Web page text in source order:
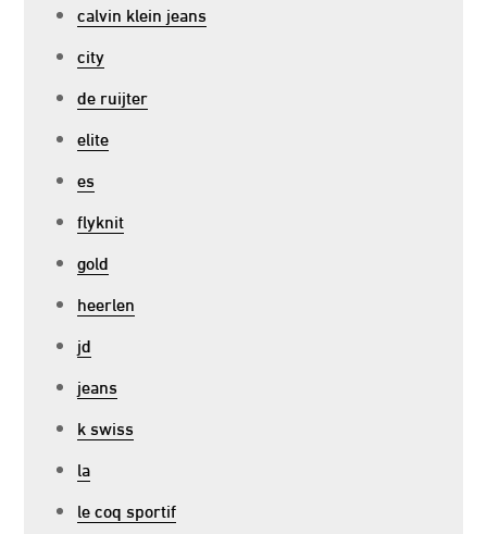
calvin klein jeans
city
de ruijter
elite
es
flyknit
gold
heerlen
jd
jeans
k swiss
la
le coq sportif